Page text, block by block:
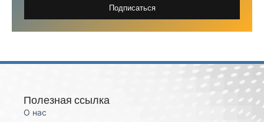
Подписаться
Полезная ссылка
О нас